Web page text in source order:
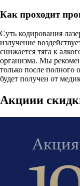
Как проходит
Суть кодирования
излучение
снижается тяга к
организма. Мы
только после полного
будет получен от
Акциии